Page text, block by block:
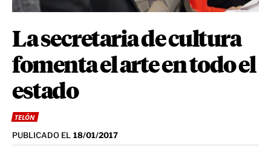
La secretaria de cultura
fomenta el arte en todo el
estado
TELÓN
PUBLICADO EL 18/01/2017